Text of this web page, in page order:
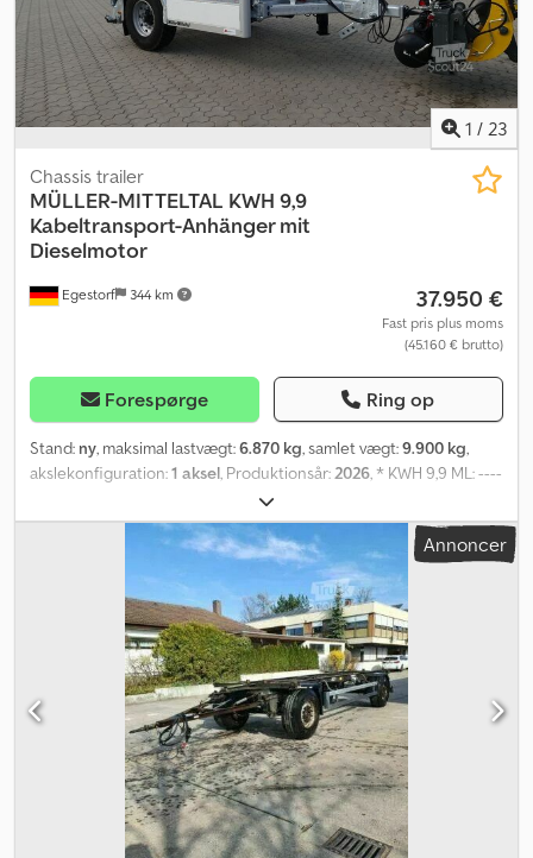
1 / 23
Egestorf 344 km
Chassis trailer
MÜLLER-MITTELTAL KWH 9,9
Kabeltransport-Anhänger mit
Dieselmotor
37.950 €
Fast pris plus moms
(45.160 € brutto)
Forespørge Ring op
Stand: ny, maksimal lastvægt:6.870 kg, samlet vægt:9.900 kg,
akslekonfiguration:1 aksel, Produktionsår:2026, * KWH 9,9 ML: ----
Bremsesystem: Djdpfx Aeu I Iq Esp Iowa * EBS-bremsesystem *
Tromlebremse * Nødudløsningsanordning til
fjederakkumulatorcylinder ----Aksel: * BPW-aksel ----Affjedring: *
Parabolfjedre ----Trækrør / Flange-trækrør: * Trækrør med 40 mm
skrue-trækrør (højdejusterbart i mm) ----Elektrisk system /
Belysning: * 15-polet strømstik * LED-belysning * blinkende LED-
sidemarkeringslygter * RDÜ-dæktrykskontrol ----Generelle
monteringsdele: * Støttehjul foran * fjederstøttede, firkantede
stålstøtter bagpå med bundplade, sikkerhedsstifter til forskellige
støttehøjder * Lukket skærm af stålplade med sprøjtebeskyttelse
* Lukket, sideliggende påkørselsbeskyttelse, der kan bruges som
reklameflade * Plastværktøjskasse med bundindsats (vandret
montering), ca. 500 x 350 x 400 mm ----Overbygning: * Svingbar
kabeltromleoverbygning, bredde mellem tromlearmene 1.700 mm
med spændelås til sikring af tromlen i enderne af bærearmen
Annoncer